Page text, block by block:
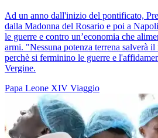
Ad un anno dall'inizio del pontificato,
dalla Madonna del Rosario e poi a
le guerre e contro un’economia che
armi. "Nessuna potenza terrena salverà
perchè si ferminino le guerre e
Vergine.
Papa Leone XIV Viaggio